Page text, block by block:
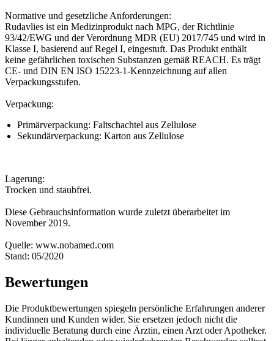
Normative und gesetzliche Anforderungen:
Rudavlies ist ein Medizinprodukt nach MPG, der Richtlinie
93/42/EWG und der Verordnung MDR (EU) 2017/745 und wird in
Klasse I, basierend auf Regel I, eingestuft. Das Produkt enthält
keine gefährlichen toxischen Substanzen gemäß REACH. Es trägt
CE- und DIN EN ISO 15223-1-Kennzeichnung auf allen
Verpackungsstufen.
Verpackung:
Primärverpackung: Faltschachtel aus Zellulose
Sekundärverpackung: Karton aus Zellulose
Lagerung:
Trocken und staubfrei.
Diese Gebrauchsinformation wurde zuletzt überarbeitet im
November 2019.
Quelle: www.nobamed.com
Stand: 05/2020
Bewertungen
Die Produktbewertungen spiegeln persönliche Erfahrungen anderer
Kundinnen und Kunden wider. Sie ersetzen jedoch nicht die
individuelle Beratung durch eine Ärztin, einen Arzt oder Apotheker.